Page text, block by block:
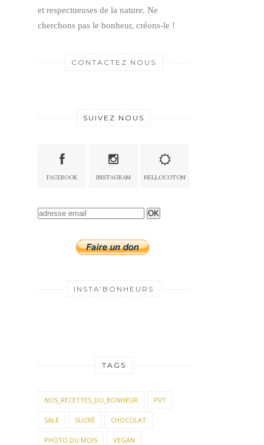
et respectueuses de la nature. Ne
cherchons pas le bonheur, créons-le !
CONTACTEZ NOUS
SUIVEZ NOUS
FACEBOOK INSTAGRAM HELLOCOTON
OK
INSTA'BONHEURS
TAGS
NOS_RECETTES_DU_BONHEUR PVT
SALÉ SUCRÉ CHOCOLAT
PHOTO DU MOIS VEGAN